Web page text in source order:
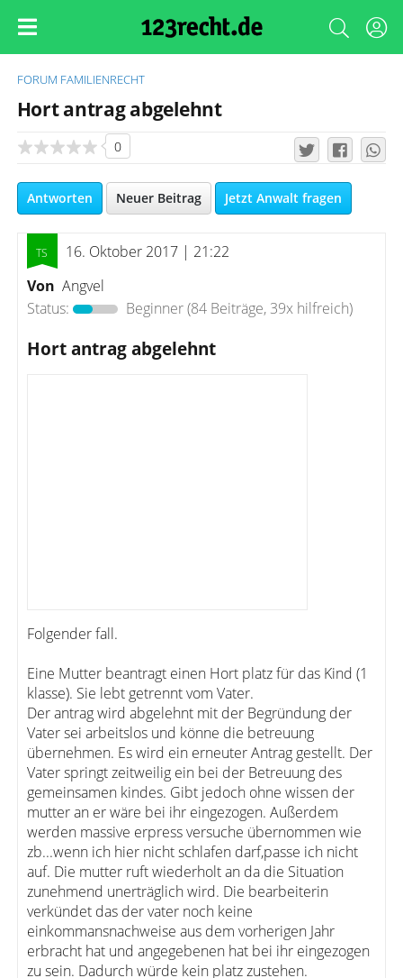
FORUM FAMILIENRECHT
Hort antrag abgelehnt
0
Antworten Neuer Beitrag Jetzt Anwalt fragen
16. Oktober 2017 | 21:22
Von Angvel
Status:
Beginner(84 Beiträge, 39x hilfreich)
Hort antrag abgelehnt
Folgender fall.
Eine Mutter beantragt einen Hort platz für das Kind (1
klasse). Sie lebt getrennt vom Vater.
Der antrag wird abgelehnt mit der Begründung der
Vater sei arbeitslos und könne die betreuung
übernehmen. Es wird ein erneuter Antrag gestellt. Der
Vater springt zeitweilig ein bei der Betreuung des
gemeinsamen kindes. Gibt jedoch ohne wissen der
mutter an er wäre bei ihr eingezogen. Außerdem
werden massive erpress versuche übernommen wie
zb...wenn ich hier nicht schlafen darf,passe ich nicht
auf. Die mutter ruft wiederholt an da die Situation
zunehmend unerträglich wird. Die bearbeiterin
verkündet das der vater noch keine
einkommansnachweise aus dem vorherigen Jahr
erbracht hat und angegebenen hat bei ihr eingezogen
zu sein. Dadurch würde kein platz zustehen.